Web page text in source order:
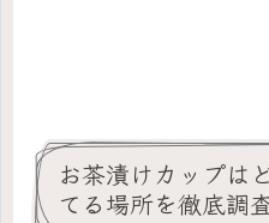
お茶漬けカップは
てる場所を徹底調